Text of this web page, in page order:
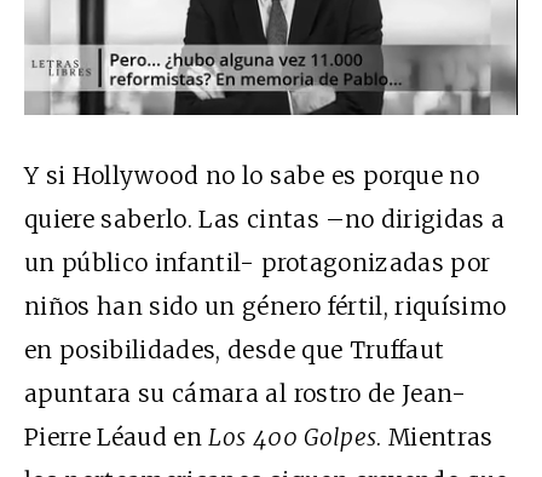
Y si Hollywood no lo sabe es porque no
quiere saberlo. Las cintas –no dirigidas a
un público infantil- protagonizadas por
niños han sido un género fértil, riquísimo
en posibilidades, desde que Truffaut
apuntara su cámara al rostro de Jean-
Pierre Léaud enLos 400 Golpes. Mientras